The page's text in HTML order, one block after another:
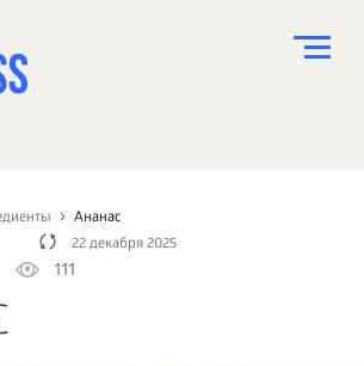
Ананас
22 декабря 2025
111